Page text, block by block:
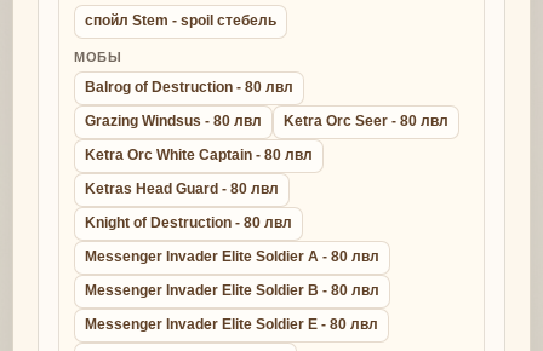
спойл Stem - spoil стебель
МОБЫ
Balrog of Destruction - 80 лвл
Grazing Windsus - 80 лвл
Ketra Orc Seer - 80 лвл
Ketra Orc White Captain - 80 лвл
Ketras Head Guard - 80 лвл
Knight of Destruction - 80 лвл
Messenger Invader Elite Soldier A - 80 лвл
Messenger Invader Elite Soldier B - 80 лвл
Messenger Invader Elite Soldier E - 80 лвл